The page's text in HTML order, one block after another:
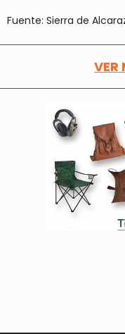
Fuente: Sierra de
VER